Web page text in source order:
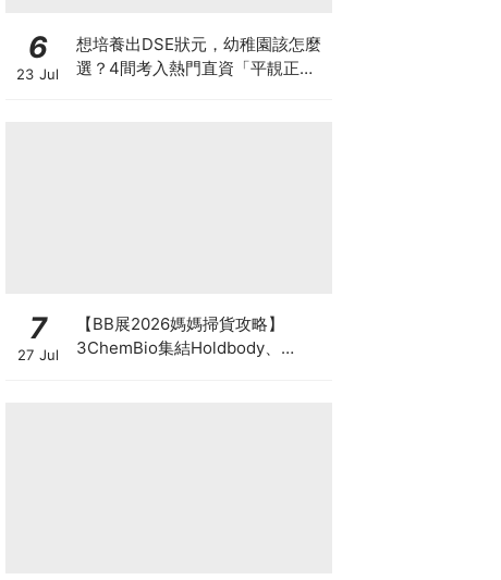
6
23 Jul
想培養出DSE狀元，幼稚園該怎麼
選？4間考入熱門直資「平靚正」
7
27 Jul
【BB展2026媽媽掃貨攻略】
3ChemBio集結Holdbody、